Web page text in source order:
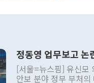
정동영 업무보고 논
[서울=뉴스핌] 유신모
안보 분야 정부 부처